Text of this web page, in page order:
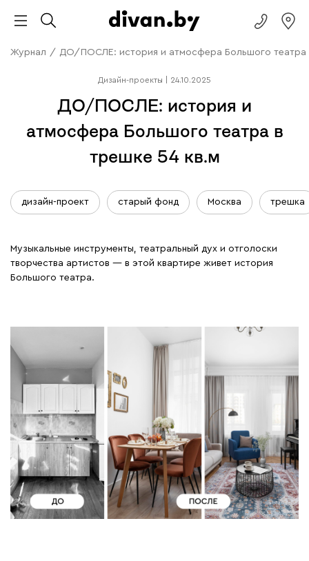
Журнал / ДО/ПОСЛЕ: история и атмосфера Большого театра
Дизайн-проекты 24.10.2025
ДО/ПОСЛЕ: история и
атмосфера Большого театра в
трешке 54 кв.м
дизайн-проект старый фонд Москва трешка
Музыкальные инструменты, театральный дух и отголоски
творчества артистов — в этой квартире живет история
Большого театра.